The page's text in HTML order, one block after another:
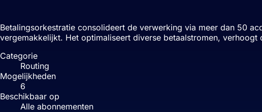
Betalingsorkestratie consolideert de verwerking via meer dan 50
vergemakkelijkt. Het optimaliseert diverse betaalstromen,
Categorie
Routing
Mogelijkheden
6
Beschikbaar op
Alle abonnementen